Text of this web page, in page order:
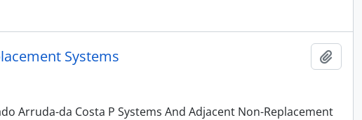
Systems
Arruda-da Costa P Systems And Adjacent Non-Replacement